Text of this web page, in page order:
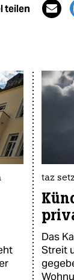
teilen
taz
Das
Streit